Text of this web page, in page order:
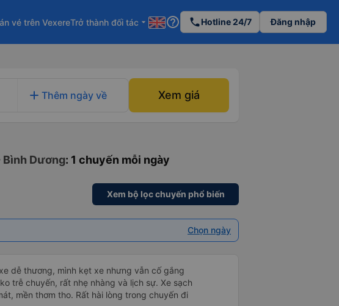
vé trên VexereTrở thành đối tác arrow_drop_down help_outline phoneHotline 24/7 Đăng nhập
add Thêm ngày về Xem giá
Bình Dương: 1 chuyến mỗi ngày
Xem bộ lọc chuyến phổ biến
Chọn ngày
dễ thương, mình kẹt xe nhưng vẫn cố gắng
trễ chuyến, rất nhẹ nhàng và lịch sự. Xe sạch
mền thơm tho. Rất hài lòng trong chuyến đi